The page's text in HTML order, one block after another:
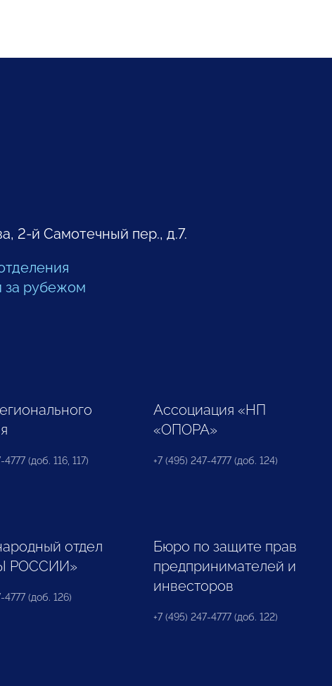
2-й Самотечный пер., д.7.
за рубежом
(доб. 116, 117)
Ассоциация «НП
«ОПОРА»
+7 (495) 247-4777 (доб. 124)
отдел
РОССИИ»
4777 (доб. 126)
Бюро по защите прав
предпринимателей и
инвесторов
+7 (495) 247-4777 (доб. 122)